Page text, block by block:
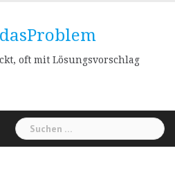
oft mit Lösungsvorschlag
Suchen
nach: